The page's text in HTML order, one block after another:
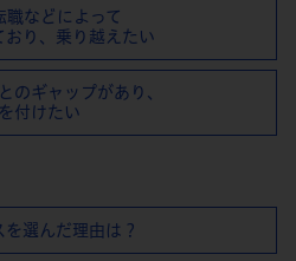
職などによって
おり、乗り越えたい
のギャップがあり、
付けたい
を選んだ理由は？